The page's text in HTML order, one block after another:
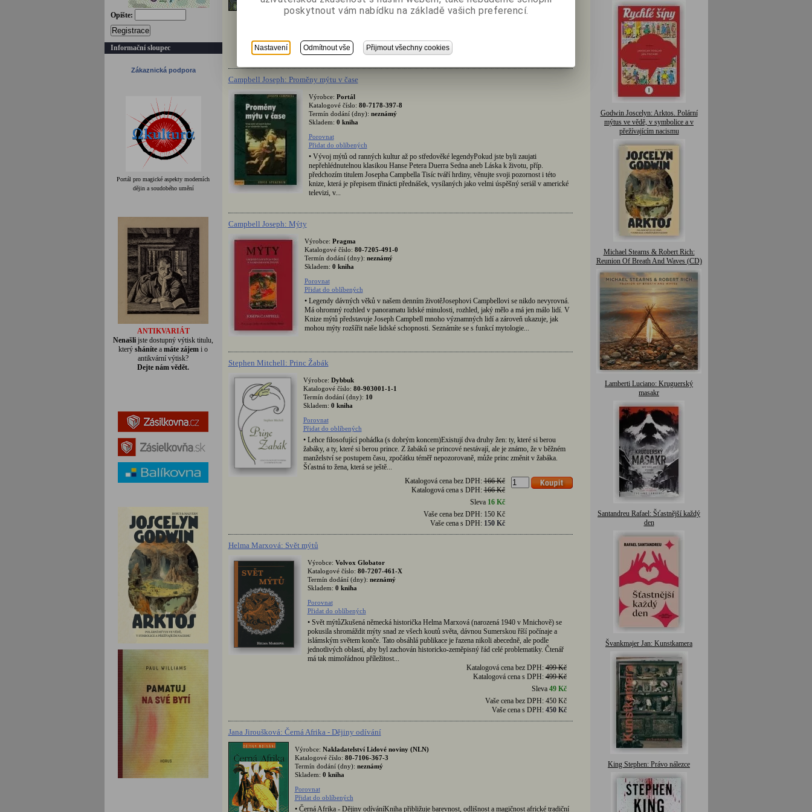
Opište:
Registrace
Informační sloupec
Zákaznická podpora
Portál pro magické aspekty moderních
dějin a soudobého umění
ANTIKVARIÁT
Nenašli jste dostupný výtisk titulu,
který sháníte a máte zájem i o
antikvární výtisk?
Dejte nám vědět.
Katalogová cena bez DPH:
Campbell Joseph: Proměny mýtu v čase
Výrobce: Portál
Katalogové číslo: 80-7178-397-8
Termín dodání (dny): neznámý
Skladem: 0 kniha
Porovnat
Přidat do oblíbených
• Vývoj mýtů od ranných kultur až po středověké legendyPokud jste byli zaujati
nepřehlédnutelnou klasikou Hanse Petera Duerra Sedna aneb Láska k životu, příp.
předchozím titulem Josepha Campbella Tisíc tváří hrdiny, věnujte svoji pozornost i této
knize, která je přepisem třinácti přednášek, vysílaných jako velmi úspěšný seriál v americké
televizi, v...
Campbell Joseph: Mýty
Výrobce: Pragma
Katalogové číslo: 80-7205-491-0
Termín dodání (dny): neznámý
Skladem: 0 kniha
Porovnat
Přidat do oblíbených
• Legendy dávných věků v našem denním životěJosephovi Campbellovi se nikdo nevyrovná.
Má ohromný rozhled v panoramatu lidské minulosti, rozhled, jaký mělo a má jen málo lidí. V
Knize mýtů představuje Joseph Campbell mnoho významných lidí a zároveň ukazuje, jak
mohou mýty rozšířit naše lidské schopnosti. Seznámíte se s funkcí mytologie...
Stephen Mitchell: Princ Žabák
Výrobce: Dybbuk
Katalogové číslo: 80-903001-1-1
Termín dodání (dny): 10
Skladem: 0 kniha
Porovnat
Přidat do oblíbených
• Lehce filosofující pohádka (s dobrým koncem)Existují dva druhy žen: ty, které si berou
žabáky, a ty, které si berou prince. Z žabáků se princové nestávají, ale je známo, že v běžném
manželství se postupem času, zpočátku téměř nepozorovaně, může princ změnit v žabáka.
Šťastná to žena, která se ještě...
Katalogová cena bez DPH:166 Kč
Katalogová cena s DPH:166 Kč
Sleva 16 Kč
Vaše cena bez DPH: 150 Kč
Vaše cena s DPH: 150 Kč
Helma Marxová: Svět mýtů
Výrobce: Volvox Globator
Katalogové číslo: 80-7207-461-X
Termín dodání (dny): neznámý
Skladem: 0 kniha
Porovnat
Přidat do oblíbených
• Svět mýtůZkušená německá historička Helma Marxová (narozená 1940 v Mnichově) se
pokusila shromáždit mýty snad ze všech koutů světa, dávnou Sumerskou říší počínaje a
islámským světem konče. Tato obsáhlá publikace je řazena nikoli abecedně, ale podle
jednotlivých oblastí, aby byl zachován historicko-zeměpisný řád celé problematiky. Čtenář
má tak mimořádnou příležitost...
Katalogová cena bez DPH:499 Kč
Katalogová cena s DPH:499 Kč
Sleva 49 Kč
Vaše cena bez DPH: 450 Kč
Vaše cena s DPH: 450 Kč
Jana Jiroušková: Černá Afrika - Dějiny odívání
Výrobce: Nakladatelství Lidové noviny (NLN)
Katalogové číslo: 80-7106-367-3
Termín dodání (dny): neznámý
Skladem: 0 kniha
Porovnat
Přidat do oblíbených
• Černá Afrika - Dějiny odíváníKniha přibližuje barevnost, odlišnost a magičnost africké tradiční
Godwin Joscelyn: Arktos. Polární
mýtus ve vědě, v symbolice a v
přežívajícím nacismu
Michael Stearns & Robert Rich:
Reunion Of Breath And Waves (CD)
Lamberti Luciano: Kruguerský
masakr
Santandreu Rafael: Šťastnější každý
den
Švankmajer Jan: Kunstkamera
King Stephen: Právo nálezce
poskytnout vám nabídku na základě vašich preferencí.
Nastavení Odmítnout vše Přijmout všechny cookies